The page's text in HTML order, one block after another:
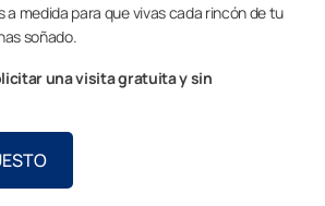
a medida para que vivas cada rincón de tu
soñado.
una visita gratuita y sin